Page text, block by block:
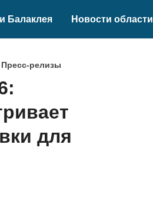
Балаклея Новости области
Пресс-релизы
для